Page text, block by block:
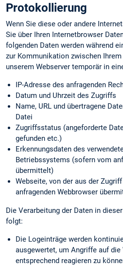
Protokollierung
Wenn Sie diese oder andere
Sie über Ihren Internetbrowser
folgenden Daten werden während
zur Kommunikation zwischen
unserem Webserver temporär in
IP-Adresse des anfragenden
Datum und Uhrzeit des Zugriffs
Name, URL und übertragene
Datei
Zugriffsstatus (angeforderte
gefunden etc.)
Erkennungs­daten des
Betriebssystems (sofern vom
übermittelt)
Webseite, von der aus der
anfragenden Webbrowser
Die Verarbeitung der Daten in
folgt:
Die Logeinträge werden
ausgewertet, um Angriffe auf die
entsprechend reagieren zu